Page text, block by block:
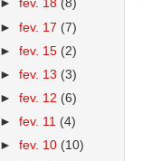
►fev. 18 (8)
►fev. 17 (7)
►fev. 15 (2)
►fev. 13 (3)
►fev. 12 (6)
►fev. 11 (4)
►fev. 10 (10)